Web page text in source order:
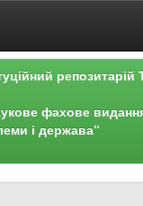
репозитарій
фахове
і держава“